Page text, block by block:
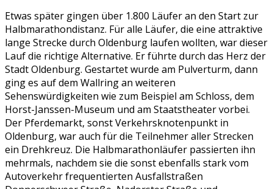
Etwas später gingen über 1.800 Läufer an den Start zur
Halbmarathondistanz. Für alle Läufer, die eine attraktive
lange Strecke durch Oldenburg laufen wollten, war dieser
Lauf die richtige Alternative. Er führte durch das Herz der
Stadt Oldenburg. Gestartet wurde am Pulverturm, dann
ging es auf dem Wallring an weiteren
Sehenswürdigkeiten wie zum Beispiel am Schloss, dem
Horst-Janssen-Museum und am Staatstheater vorbei.
Der Pferdemarkt, sonst Verkehrsknotenpunkt in
Oldenburg, war auch für die Teilnehmer aller Strecken
ein Drehkreuz. Die Halbmarathonläufer passierten ihn
mehrmals, nachdem sie die sonst ebenfalls stark vom
Autoverkehr frequentierten Ausfallstraßen